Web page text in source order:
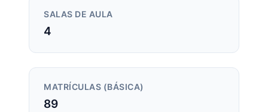
SALAS DE AULA
4
MATRÍCULAS (BÁSICA)
89